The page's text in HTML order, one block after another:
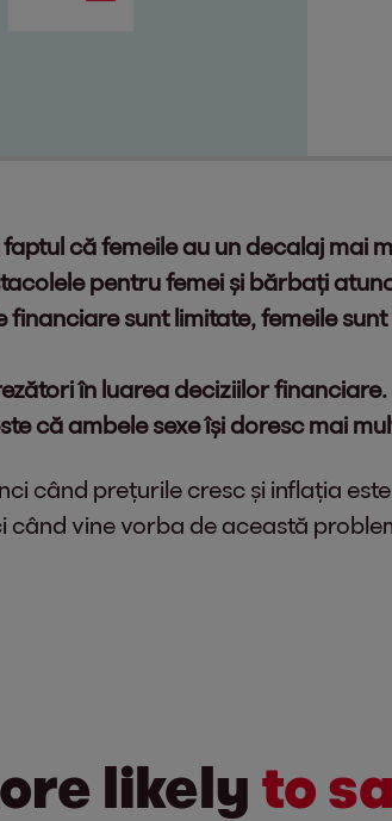
că femeile au un decalaj mai
pentru femei și bărbați
financiare sunt limitate, femeile
în luarea deciziilor financiare.
că ambele sexe își doresc mai
când prețurile cresc și inflația
când vine vorba de această
likely to